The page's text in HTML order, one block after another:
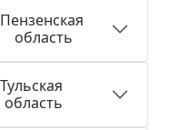
Пензенская
область
Тульская
область